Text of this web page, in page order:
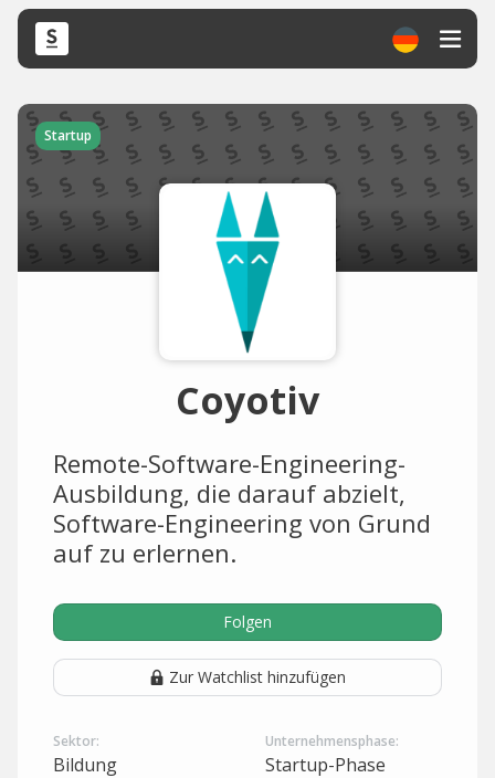
Startup
Coyotiv
Remote-Software-Engineering-
Ausbildung, die darauf abzielt,
Software-Engineering von Grund
auf zu erlernen.
Folgen
Zur Watchlist hinzufügen
Sektor:
Bildung
Unternehmensphase:
Startup-Phase